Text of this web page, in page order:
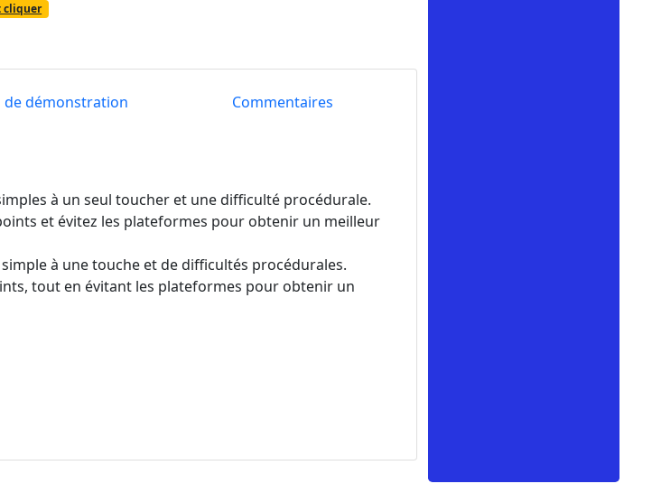
cliquer
de démonstration Commentaires
à un seul toucher et une difficulté procédurale.
et évitez les plateformes pour obtenir un meilleur
à une touche et de difficultés procédurales.
tout en évitant les plateformes pour obtenir un